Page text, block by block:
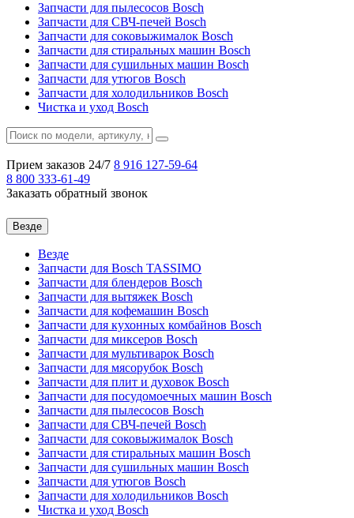
Запчасти для пылесосов Bosch
Запчасти для СВЧ-печей Bosch
Запчасти для соковыжималок Bosch
Запчасти для стиральных машин Bosch
Запчасти для сушильных машин Bosch
Запчасти для утюгов Bosch
Запчасти для холодильников Bosch
Чистка и уход Bosch
Прием заказов 24/7 8 916 127-59-64
8 800 333-61-49
Заказать обратный звонок
Везде
Везде
Запчасти для Bosch TASSIMO
Запчасти для блендеров Bosch
Запчасти для вытяжек Bosch
Запчасти для кофемашин Bosch
Запчасти для кухонных комбайнов Bosch
Запчасти для миксеров Bosch
Запчасти для мультиварок Bosch
Запчасти для мясорубок Bosch
Запчасти для плит и духовок Bosch
Запчасти для посудомоечных машин Bosch
Запчасти для пылесосов Bosch
Запчасти для СВЧ-печей Bosch
Запчасти для соковыжималок Bosch
Запчасти для стиральных машин Bosch
Запчасти для сушильных машин Bosch
Запчасти для утюгов Bosch
Запчасти для холодильников Bosch
Чистка и уход Bosch